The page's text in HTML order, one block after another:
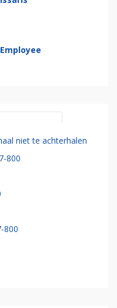
niet te achterhalen
800
800